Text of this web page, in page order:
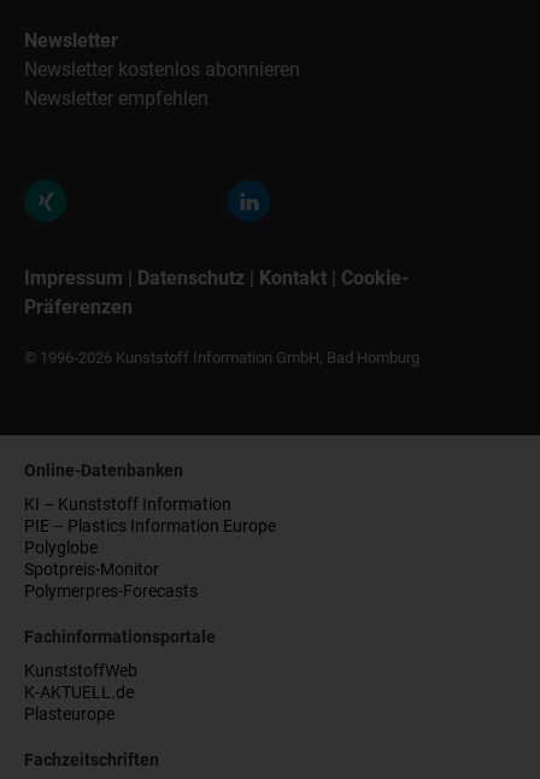
Newsletter
Newsletter kostenlos abonnieren
Newsletter empfehlen
Impressum | Datenschutz | Kontakt | Cookie-
Präferenzen
© 1996-2026 Kunststoff Information GmbH, Bad Homburg
Online-Datenbanken
KI – Kunststoff Information
PIE – Plastics Information Europe
Polyglobe
Spotpreis-Monitor
Polymerpres-Forecasts
Fachinformationsportale
KunststoffWeb
K-AKTUELL.de
Plasteurope
Fachzeitschriften